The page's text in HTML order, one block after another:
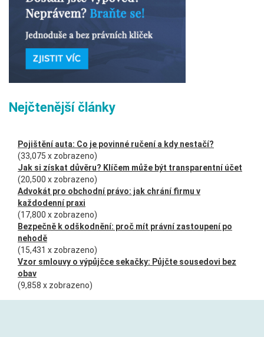
Nejčtenější články
Pojištění auta: Co je povinné ručení a kdy nestačí?
(33,075 x zobrazeno)
Jak si získat důvěru? Klíčem může být transparentní účet
(20,500 x zobrazeno)
Advokát pro obchodní právo: jak chrání firmu v
každodenní praxi
(17,800 x zobrazeno)
Bezpečně k odškodnění: proč mít právní zastoupení po
nehodě
(15,431 x zobrazeno)
Vzor smlouvy o výpůjčce sekačky: Půjčte sousedovi bez
obav
(9,858 x zobrazeno)